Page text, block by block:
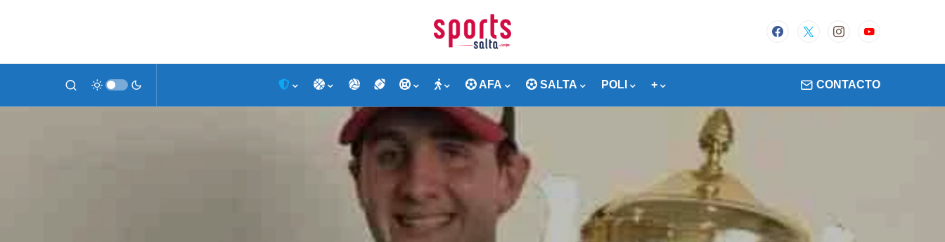
AFA SALTA POLI + CONTACTO